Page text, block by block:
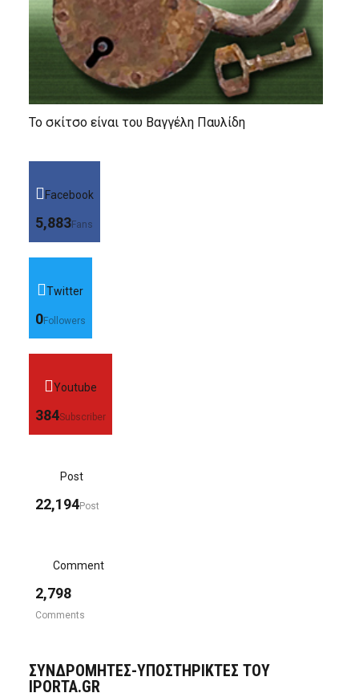
Το σκίτσο είναι του Βαγγέλη Παυλίδη
Facebook
5,883Fans
Twitter
0Followers
Youtube
384Subscriber
Post
22,194Post
Comment
2,798
Comments
ΣΥΝΔΡΟΜΗΤΈΣ-ΥΠΟΣΤΗΡΙΚΤΈΣ ΤΟΥ
IPORTA.GR